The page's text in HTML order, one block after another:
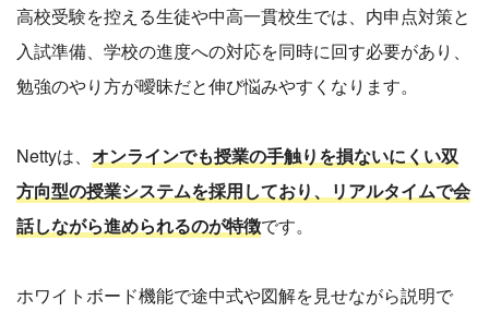
高校受験を控える生徒や中高一貫校生では、内申点対策と
入試準備、学校の進度への対応を同時に回す必要があり、
勉強のやり方が曖昧だと伸び悩みやすくなります。
Nettyは、 オンラインでも授業の手触りを損ないにくい双
方向型の授業システムを採用しており、リアルタイムで会
話しながら進められるのが特徴です。
ホワイトボード機能で途中式や図解を見せながら説明で